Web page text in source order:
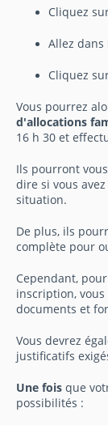
Cliquez
Allez dans
Cliquez
Vous pourrez
d'allocations
16 h 30 et
Ils pourront
dire si vous avez
situation.
De plus, ils
complète pour
Cependant, pour
inscription,
documents et
Vous devrez
justificatifs
Une fois que
possibilités :